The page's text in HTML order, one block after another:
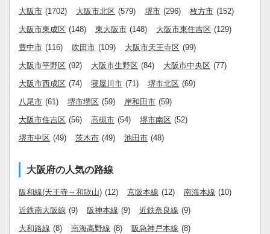
大阪市 (1702) 大阪市北区 (579) 堺市 (296) 枚方市 (152)
大阪市東成区 (148) 東大阪市 (148) 大阪市東住吉区 (129)
豊中市 (116) 吹田市 (109) 大阪市天王寺区 (99)
大阪市平野区 (92) 大阪市生野区 (84) 大阪市中央区 (77)
大阪市西成区 (74) 寝屋川市 (71) 堺市北区 (69)
八尾市 (61) 堺市堺区 (59) 岸和田市 (59)
大阪市住吉区 (56) 高槻市 (54) 堺市南区 (52)
堺市中区 (49) 茨木市 (49) 池田市 (48)
大阪府の人気の路線
阪和線(天王寺～和歌山) (12) 京阪本線 (12) 南海本線 (10)
近鉄南大阪線 (9) 阪神本線 (9) 近鉄奈良線 (9)
大和路線 (8) 南海高野線 (8) 阪急神戸本線 (8)